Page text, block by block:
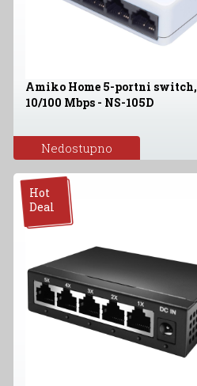
Amiko Home 5-portni switch,
10/100 Mbps - NS-105D
Nedostupno
Hot
Deal